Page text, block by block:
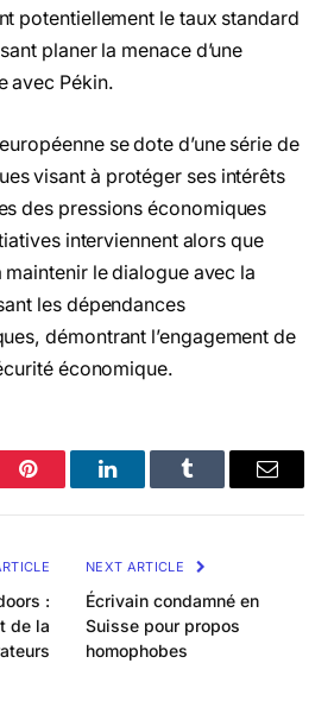
potentiellement le taux standard
planer la menace d’une
avec Pékin.
se dote d’une série de
visant à protéger ses intérêts
des pressions économiques
interviennent alors que
maintenir le dialogue avec la
les dépendances
démontrant l’engagement de
économique.
Pinterest LinkedInTumblr Email
:
de la
NEXT ARTICLE
Écrivain condamné en
Suisse pour propos
homophobes